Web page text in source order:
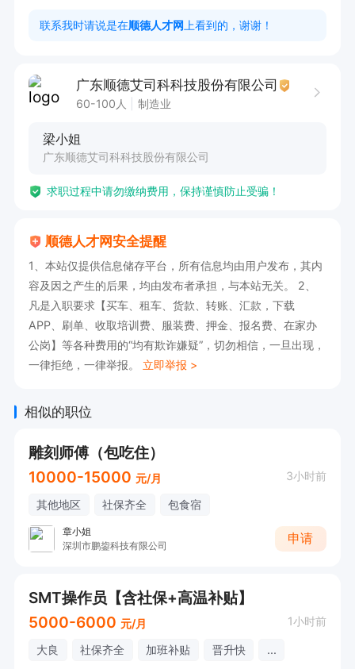
联系我时请说是在顺德人才网 上看到的，谢谢！
广东顺德艾司科科技股份有限公司
60-100人 制造业
梁小姐
广东顺德艾司科科技股份有限公司
求职过程中请勿缴纳费用，保持谨慎防止受骗！
顺德人才网安全提醒
1、本站仅提供信息储存平台，所有信息均由用户发布，其内
容及因之产生的后果，均由发布者承担，与本站无关。 2、
凡是入职要求【买车、租车、货款、转账、汇款，下载
APP、刷单、收取培训费、服装费、押金、报名费、在家办
公岗】等各种费用的“均有欺诈嫌疑”，切勿相信，一旦出现，
一律拒绝，一律举报。 立即举报 >
相似的职位
雕刻师傅（包吃住）
10000-15000 元/月 3小时前
其他地区 社保齐全 包食宿
章小姐
深圳市鹏鋆科技有限公司
申请
SMT操作员【含社保+高温补贴】
5000-6000 元/月 1小时前
大良 社保齐全 加班补贴 晋升快 ...